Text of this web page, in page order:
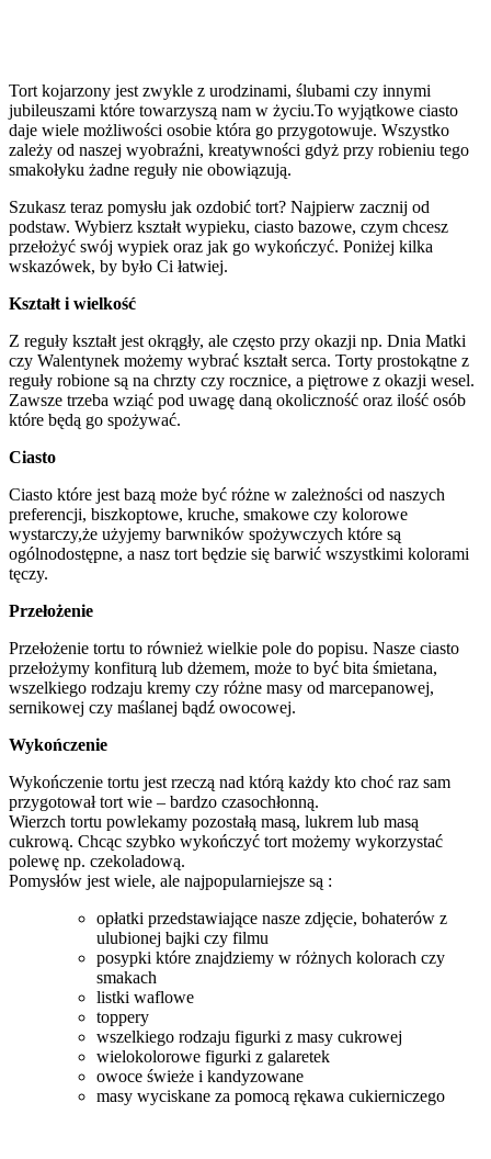
Tort kojarzony jest zwykle z urodzinami, ślubami czy innymi
jubileuszami które towarzyszą nam w życiu.To wyjątkowe ciasto
daje wiele możliwości osobie która go przygotowuje. Wszystko
zależy od naszej wyobraźni, kreatywności gdyż przy robieniu tego
smakołyku żadne reguły nie obowiązują.
Szukasz teraz pomysłu jak ozdobić tort? Najpierw zacznij od
podstaw. Wybierz kształt wypieku, ciasto bazowe, czym chcesz
przełożyć swój wypiek oraz jak go wykończyć. Poniżej kilka
wskazówek, by było Ci łatwiej.
Kształt i wielkość
Z reguły kształt jest okrągły, ale często przy okazji np. Dnia Matki
czy Walentynek możemy wybrać kształt serca. Torty prostokątne z
reguły robione są na chrzty czy rocznice, a piętrowe z okazji wesel.
Zawsze trzeba wziąć pod uwagę daną okoliczność oraz ilość osób
które będą go spożywać.
Ciasto
Ciasto które jest bazą może być różne w zależności od naszych
preferencji, biszkoptowe, kruche, smakowe czy kolorowe
wystarczy,że użyjemy barwników spożywczych które są
ogólnodostępne, a nasz tort będzie się barwić wszystkimi kolorami
tęczy.
Przełożenie
Przełożenie tortu to również wielkie pole do popisu. Nasze ciasto
przełożymy konfiturą lub dżemem, może to być bita śmietana,
wszelkiego rodzaju kremy czy różne masy od marcepanowej,
sernikowej czy maślanej bądź owocowej.
Wykończenie
Wykończenie tortu jest rzeczą nad którą każdy kto choć raz sam
przygotował tort wie – bardzo czasochłonną.
Wierzch tortu powlekamy pozostałą masą, lukrem lub masą
cukrową. Chcąc szybko wykończyć tort możemy wykorzystać
polewę np. czekoladową.
Pomysłów jest wiele, ale najpopularniejsze są :
opłatki przedstawiające nasze zdjęcie, bohaterów z
ulubionej bajki czy filmu
posypki które znajdziemy w różnych kolorach czy
smakach
listki waflowe
toppery
wszelkiego rodzaju figurki z masy cukrowej
wielokolorowe figurki z galaretek
owoce świeże i kandyzowane
masy wyciskane za pomocą rękawa cukierniczego